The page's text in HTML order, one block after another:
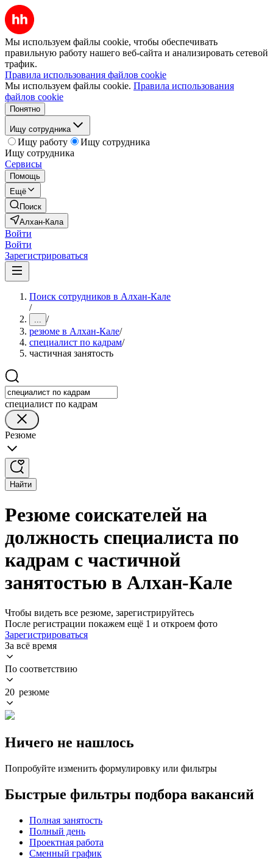
Мы используем файлы cookie, чтобы обеспечивать
правильную работу нашего веб-сайта и анализировать сетевой
трафик.
Правила использования файлов cookie
Мы используем файлы cookie. Правила использования
файлов cookie
Понятно
Ищу сотрудника
Ищу работу
Ищу сотрудника
Ищу сотрудника
Сервисы
Помощь
Ещё
Поиск
Алхан-Кала
Войти
Войти
Зарегистрироваться
Поиск сотрудников в Алхан-Кале
/
... /
резюме в Алхан-Кале/
специалист по кадрам/
частичная занятость
специалист по кадрам
Резюме
Найти
Резюме соискателей на
должность специалиста по
кадрам с частичной
занятостью в Алхан-Кале
Чтобы видеть все резюме, зарегистрируйтесь
После регистрации покажем ещё 1 и откроем фото
Зарегистрироваться
За всё время
По соответствию
20 резюме
Ничего не нашлось
Попробуйте изменить формулировку или фильтры
Быстрые фильтры подбора вакансий
Полная занятость
Полный день
Проектная работа
Сменный график